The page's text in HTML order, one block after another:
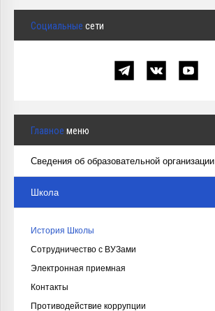
Социальные сети
Главное меню
Сведения об образовательной организации
Школа
История Школы
Сотрудничество с ВУЗами
Электронная приемная
Контакты
Противодействие коррупции